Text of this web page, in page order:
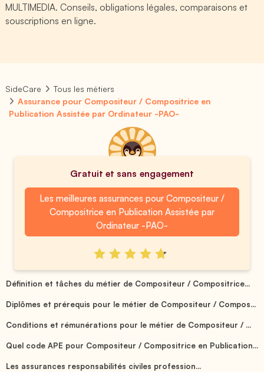
MULTIMEDIA. Conseils, obligations légales, comparaisons et
souscriptions en ligne.
SideCare
Tous les métiers
Assurance pour Compositeur / Compositrice en
Publication Assistée par Ordinateur -PAO-
Gratuit et sans engagement
Les meilleures assurances pour Compositeur /
Compositrice en Publication Assistée par
Ordinateur -PAO-
Définition et tâches du métier de Compositeur / Compositrice...
Diplômes et prérequis pour le métier de Compositeur / Compos...
Conditions et rémunérations pour le métier de Compositeur / ...
Quel code APE pour Compositeur / Compositrice en Publication...
Les assurances responsabilités civiles profession...